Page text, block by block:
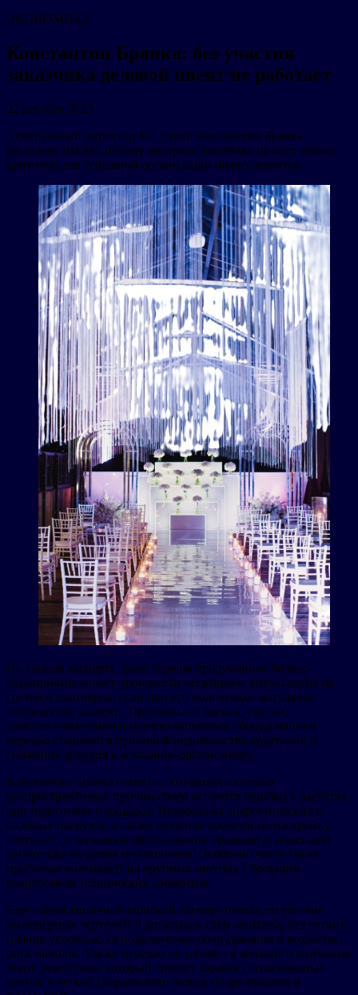
ЭКОНОМИКА
Константин Брянка: без участия
заказчика деловой ивент не работает
22 декабря 2025
Генеральный директор MF Group Константин Брянка
рассказал Biz360, почему контроль заказчика на всех этапах
критичен для успешной организации бизнес-ивентов.
По словам эксперта, даже хорошо продуманное бизнес-
мероприятие может произвести негативное впечатление на
гостей и партнёров, если при его подготовке допущены
технические ошибки. Проблемы со звуком, светом,
электроснабжением и презентационным оборудованием
нередко становятся причиной недовольства аудитории и
снижения доверия к компании-организатору.
Константин Брянка отметил, что одной из самых
распространённых причин сбоев остаются ошибки в расчётах
при подготовке площадки. Недооценка энергетических и
силовых нагрузок, а также нехватка времени на настройку
светового и звукового оборудования приводят к авральной
работе уже во время мероприятия. Особенно часто такие
проблемы возникают на крупных ивентах с большим
количеством технических элементов.
Ещё одной типичной ошибкой эксперт назвал отсутствие
инженерных чертежей и детальных схем монтажа. Без четких
планов усложняется подключение оборудования и возрастает
риск ошибок. Также нередко не уделяется должного внимания
этапу демонтажа, который требует заранее согласованных
сроков и четкой координации между подрядчиками и